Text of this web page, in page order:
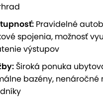
Pravidelné
spojenia, možnosť
výstupov
Široká ponuka
bazény, nenáročné